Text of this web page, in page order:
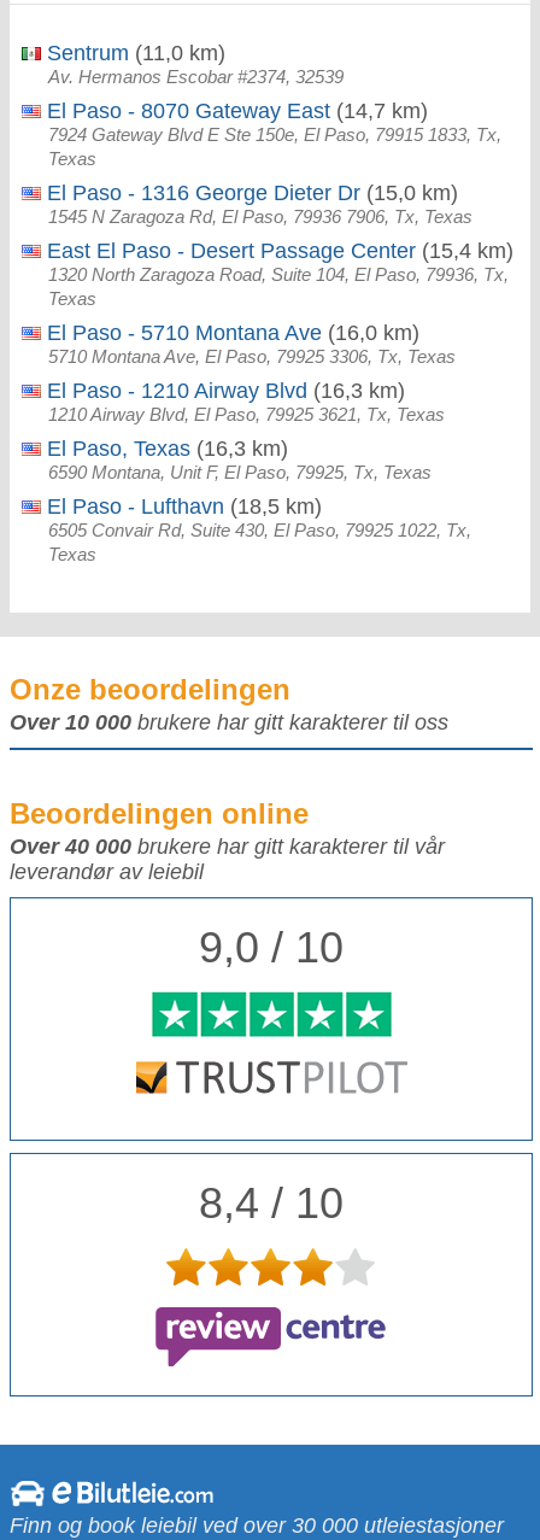
Sentrum (11,0 km)
Av. Hermanos Escobar #2374, 32539
El Paso - 8070 Gateway East (14,7 km)
7924 Gateway Blvd E Ste 150e, El Paso, 79915 1833, Tx,
Texas
El Paso - 1316 George Dieter Dr (15,0 km)
1545 N Zaragoza Rd, El Paso, 79936 7906, Tx, Texas
East El Paso - Desert Passage Center (15,4 km)
1320 North Zaragoza Road, Suite 104, El Paso, 79936, Tx,
Texas
El Paso - 5710 Montana Ave (16,0 km)
5710 Montana Ave, El Paso, 79925 3306, Tx, Texas
El Paso - 1210 Airway Blvd (16,3 km)
1210 Airway Blvd, El Paso, 79925 3621, Tx, Texas
El Paso, Texas (16,3 km)
6590 Montana, Unit F, El Paso, 79925, Tx, Texas
El Paso - Lufthavn (18,5 km)
6505 Convair Rd, Suite 430, El Paso, 79925 1022, Tx,
Texas
Onze beoordelingen
Over 10 000 brukere har gitt karakterer til oss
Beoordelingen online
Over 40 000 brukere har gitt karakterer til vår
leverandør av leiebil
9,0 / 10
8,4 / 10
Finn og book leiebil ved over 30 000 utleiestasjoner